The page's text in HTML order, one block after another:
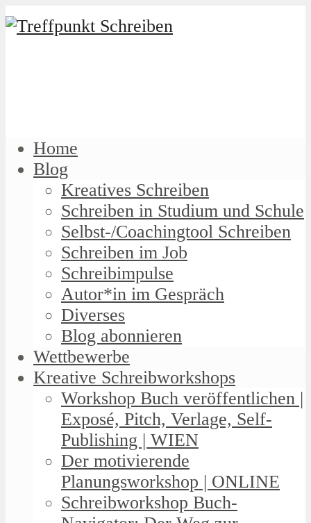
Home
Blog
Kreatives Schreiben
Schreiben in Studium und Schule
Selbst-/Coachingtool Schreiben
Schreiben im Job
Schreibimpulse
Autor*in im Gespräch
Diverses
Blog abonnieren
Wettbewerbe
Kreative Schreibworkshops
Workshop Buch veröffentlichen |
Exposé, Pitch, Verlage, Self-
Publishing | WIEN
Der motivierende
Planungsworkshop | ONLINE
Schreibworkshop Buch-